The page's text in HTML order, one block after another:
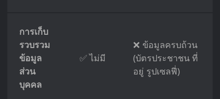
การเก็บ
รวบรวม
ข้อมูล
ส่วน
บุคคล
✅ ไม่มี
❌ ข้อมูลครบถ้วน
(บัตรประชาชน ที่
อยู่ รูปเซลฟี่)